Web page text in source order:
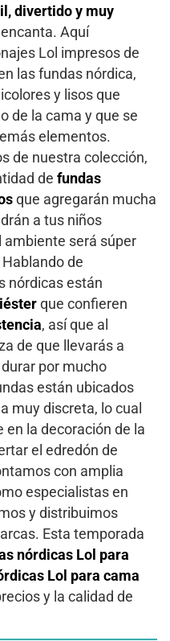
divertido y muy
Aquí
Lol impresos de
las fundas nórdica,
y lisos que
de la cama y que se
elementos.
de nuestra colección,
de fundas
que agregarán mucha
a tus niños
ambiente será súper
de
nórdicas están
que confieren
, así que al
de que llevarás a
por mucho
están ubicados
muy discreta, lo cual
en la decoración de la
el edredón de
con amplia
especialistas en
y distribuimos
Esta temporada
nórdicas Lol para
Lol para cama
y la calidad de